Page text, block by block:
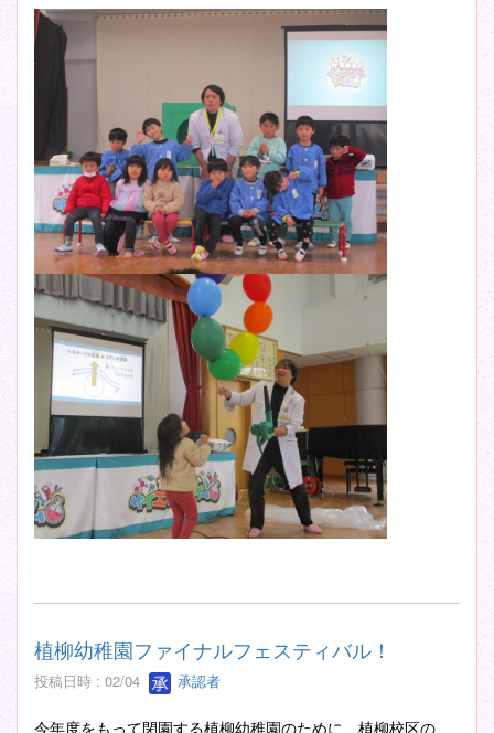
植柳幼稚園ファイナルフェスティバル！
投稿日時 : 02/04 承認者
今年度をもって閉園する植柳幼稚園のために、植柳校区の